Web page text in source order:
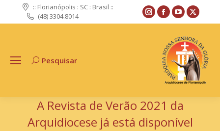
:: Florianópolis : SC : Brasil ::
(48) 3304.8014
Instagram
page
new
window
Facebook
page
opens
in
new
window
YouTube
page
opens
in
new
window
X
page
in
new
Search:Pesquisar
A Revista de Verão 2021 da
Arquidiocese já está disponível